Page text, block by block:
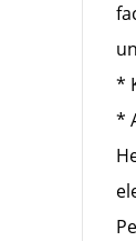
*
*